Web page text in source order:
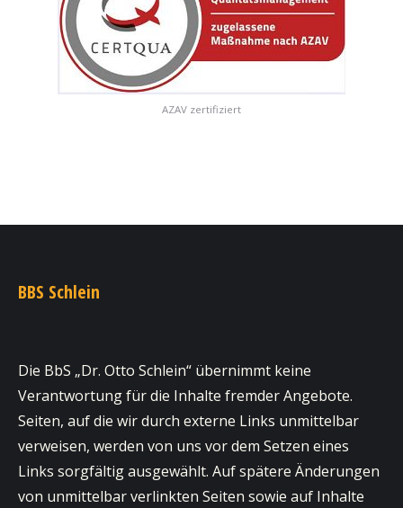
AZAV zertifiziert
BBS Schlein
Die BbS „Dr. Otto Schlein“ übernimmt keine
Verantwortung für die Inhalte fremder Angebote.
Seiten, auf die wir durch externe Links unmittelbar
verweisen, werden von uns vor dem Setzen eines
Links sorgfältig ausgewählt. Auf spätere Änderungen
von unmittelbar verlinkten Seiten sowie auf Inhalte